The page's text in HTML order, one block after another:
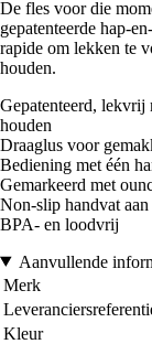
De fles voor die
gepatenteerde hap-
rapide om lekken te
houden.
Gepatenteerd, lekvrij
houden
Draaglus voor
Bediening met één
Gemarkeerd met
Non-slip handvat
BPA- en loodvrij
Aanvullende
Merk
Kleur